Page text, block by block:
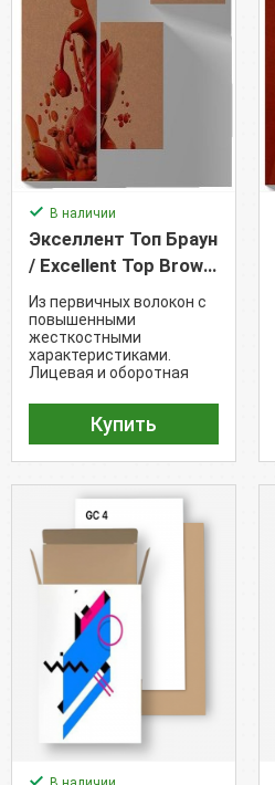
В наличии
Экселлент Топ Браун
/ Excellent Top Brown
- Uncoated Kraft /
EXBR (220 г/м²)
Из первичных волокон с
повышенными
жесткостными
характеристиками.
Лицевая и оборотная
Купить